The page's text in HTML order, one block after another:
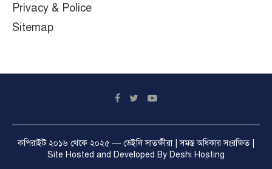
Privacy & Police
Sitemap
কপিরাইট ২০১৬ থেকে ২০২৫ — ডেইলি সাতক্ষীরা| সমস্ত অধিকার সংরক্ষিত |
Site Hosted and Developed By Deshi Hosting